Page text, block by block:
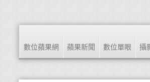
數位蘋果網 蘋果新聞 數位單眼 攝